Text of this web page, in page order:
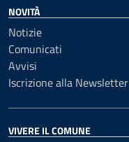
NOVITÀ
Notizie
Comunicati
Avvisi
Iscrizione alla Newsletter
VIVERE IL COMUNE